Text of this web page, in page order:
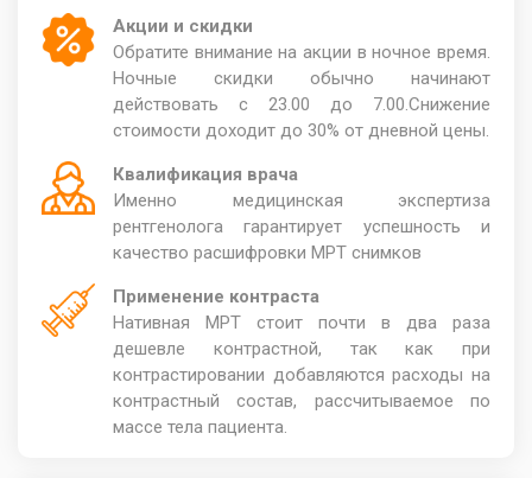
Акции и скидки
Обратите внимание на акции в ночное время.
Ночные скидки обычно начинают
действовать с 23.00 до 7.00.Снижение
стоимости доходит до 30% от дневной цены.
Квалификация врача
Именно медицинская экспертиза
рентгенолога гарантирует успешность и
качество расшифровки МРТ снимков
Применение контраста
Нативная МРТ стоит почти в два раза
дешевле контрастной, так как при
контрастировании добавляются расходы на
контрастный состав, рассчитываемое по
массе тела пациента.